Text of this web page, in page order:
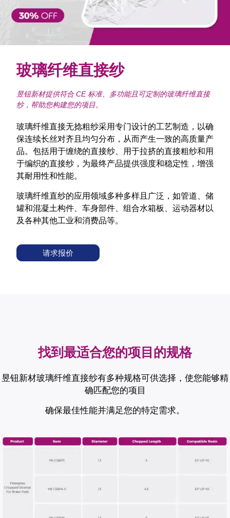
玻璃纤维直接纱
昱钮新材提供符合 CE 标准、多功能且可定制的玻璃纤维直接
纱，帮助您构建您的项目。
玻璃纤维直接无捻粗纱采用专门设计的工艺制造，以确
保连续长丝对齐且均匀分布，从而产生一致的高质量产
品。包括用于缠绕的直接纱、用于拉挤的直接粗纱和用
于编织的直接纱，为最终产品提供强度和稳定性，增强
其耐用性和性能。
玻璃纤维直纱的应用领域多种多样且广泛，如管道、储
罐和混凝土构件、车身部件、组合水箱板、运动器材以
及各种其他工业和消费品等。
请求报价
找到最适合您的项目的规格
昱钮新材玻璃纤维直接纱有多种规格可供选择，使您能够精
确匹配您的项目
确保最佳性能并满足您的特定需求。